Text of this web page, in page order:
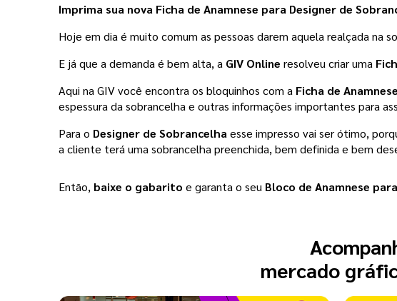
Imprima sua nova Ficha de Anamnese para Designer de
Hoje em dia é muito comum as pessoas darem aquela realçada na
E já que a demanda é bem alta, a GIV Online resolveu criar uma
Aqui na GIV você encontra os bloquinhos com a Ficha de Anamnese
espessura da sobrancelha e outras informações importantes para
Para o Designer de Sobrancelha esse impresso vai ser ótimo,
a cliente terá uma sobrancelha preenchida, bem definida e bem
Então, baixe o gabarito e garanta o seu Bloco de Anamnese
mercado